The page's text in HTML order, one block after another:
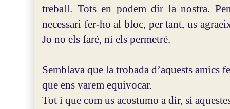
treball. Tots en podem dir la nostra.
necessari fer-ho al bloc, per tant, us
Jo no els faré, ni els permetré.
Semblava que la trobada d’aquests amics
que ens varem equivocar.
Tot i que com us acostumo a dir, si